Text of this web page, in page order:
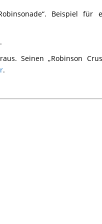
Beispiel für
Seinen „Robinson
.